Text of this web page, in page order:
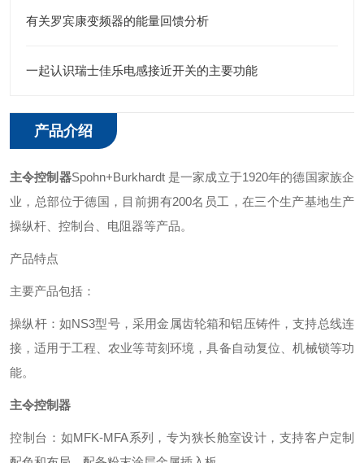
有关罗宾康变频器的能量回馈分析
一起认识瑞士佳乐电感接近开关的主要功能
产品介绍
主令控制器Spohn+Burkhardt 是一家成立于1920年的德国家族企
业，总部位于德国，目前拥有200名员工，在三个生产基地生产
操纵杆、控制台、电阻器等产品。 ‌
产品特点
主要产品包括：
‌操纵杆‌：如NS3型号，采用金属齿轮箱和铝压铸件，支持总线连
接，适用于工程、农业等苛刻环境，具备自动复位、机械锁等功
能。 ‌
主令控制器
‌控制台‌：如MFK-MFA系列，专为狭长舱室设计，支持客户定制